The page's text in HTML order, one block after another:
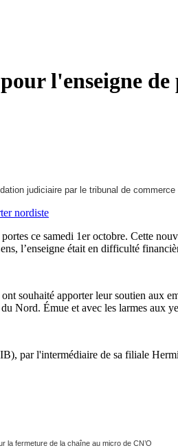
l'enseigne
judiciaire par le tribunal de
ce samedi 1er octobre. Cette
l’enseigne était en difficulté
souhaité apporter leur soutien
Nord. Émue et avec les larmes aux
par l'intermédiaire de sa filiale
la fermeture de la chaîne au micro de CN’O